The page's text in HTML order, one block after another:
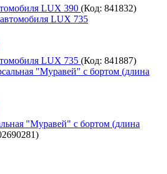
LUX 390 (Код: 841832)
LUX 735 (Код: 841887)
"Муравей" с бортом (длина
)